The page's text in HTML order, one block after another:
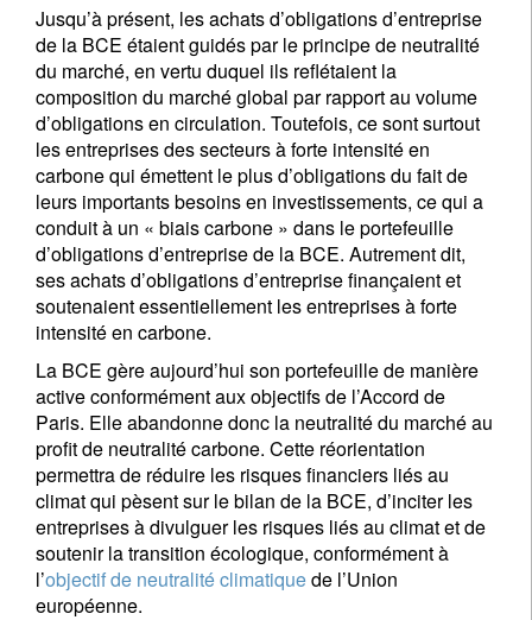
Jusqu’à présent, les achats d’obligations d’entreprise
de la BCE étaient guidés par le principe de neutralité
du marché, en vertu duquel ils reflétaient la
composition du marché global par rapport au volume
d’obligations en circulation. Toutefois, ce sont surtout
les entreprises des secteurs à forte intensité en
carbone qui émettent le plus d’obligations du fait de
leurs importants besoins en investissements, ce qui a
conduit à un « biais carbone » dans le portefeuille
d’obligations d’entreprise de la BCE. Autrement dit,
ses achats d’obligations d’entreprise finançaient et
soutenaient essentiellement les entreprises à forte
intensité en carbone.
La BCE gère aujourd’hui son portefeuille de manière
active conformément aux objectifs de l’Accord de
Paris. Elle abandonne donc la neutralité du marché au
profit de neutralité carbone. Cette réorientation
permettra de réduire les risques financiers liés au
climat qui pèsent sur le bilan de la BCE, d’inciter les
entreprises à divulguer les risques liés au climat et de
soutenir la transition écologique, conformément à
l’objectif de neutralité climatiquede l’Union
européenne.